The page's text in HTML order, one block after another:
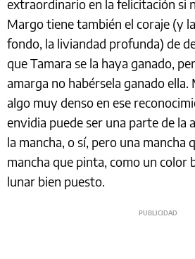
extraordinario en la felicitación si
Margo tiene también el coraje (y
fondo, la liviandad profunda) de
que Tamara se la haya ganado,
amarga no habérsela ganado ella.
algo muy denso en ese
envidia puede ser una parte de la
la mancha, o sí, pero una mancha
mancha que pinta, como un color
lunar bien puesto.